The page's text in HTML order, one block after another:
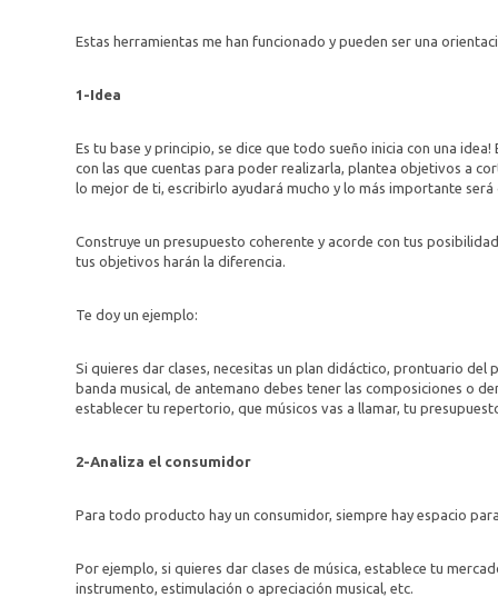
Estas herramientas me han funcionado y pueden ser una
1-Idea
Es tu base y principio, se dice que todo sueño inicia con una
con las que cuentas para poder realizarla, plantea objetivos a
lo mejor de ti, escribirlo ayudará mucho y lo más importante será
Construye un presupuesto coherente y acorde con tus
tus objetivos harán la diferencia.
Te doy un ejemplo:
Si quieres dar clases, necesitas un plan didáctico, prontuario
banda musical, de antemano debes tener las composiciones o
establecer tu repertorio, que músicos vas a llamar, tu
2-Analiza el consumidor
Para todo producto hay un consumidor, siempre hay espacio
Por ejemplo, si quieres dar clases de música, establece tu
instrumento, estimulación o apreciación musical, etc.